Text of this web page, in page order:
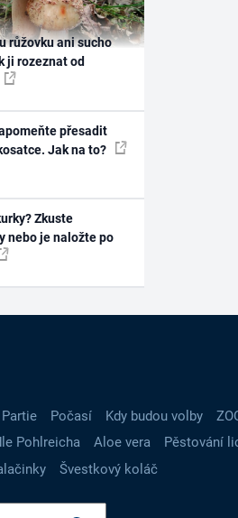
růžovku ani sucho
ji rozeznat od
přesadit
Jak na to?
Zkuste
nebo je naložte po
Partie Počasí Kdy budou volby
Pohlreicha Aloe vera
Pěstování
Švestkový koláč